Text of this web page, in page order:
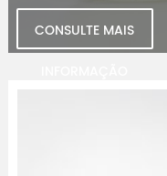
CONSULTE MAIS